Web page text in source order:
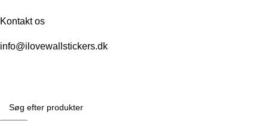
Kontakt os
info@ilovewallstickers.dk